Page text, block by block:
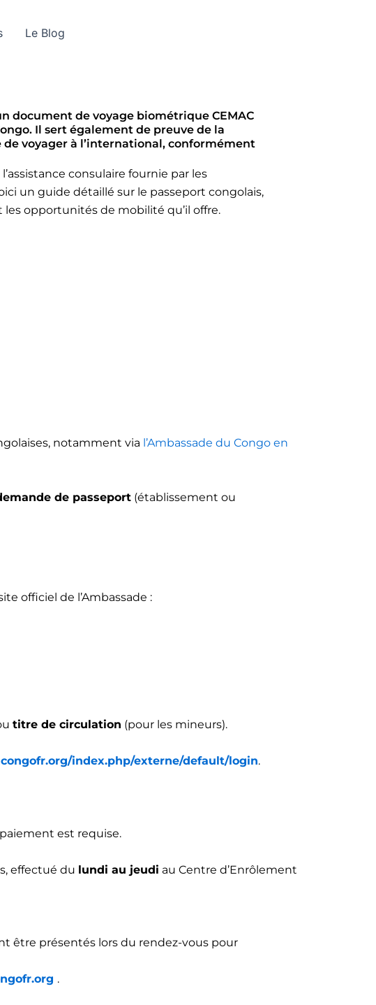
Le Blog
document de voyage biométrique CEMAC
Il sert également de preuve de la
voyager à l’international, conformément
consulaire fournie par les
un guide détaillé sur le passeport congolais,
opportunités de mobilité qu’il offre.
notamment via l’Ambassade du Congo en
de passeport (établissement ou
officiel de l’Ambassade :
titre de circulation (pour les mineurs).
index.php/externe/default/login.
est requise.
effectué du lundi au jeudi au Centre d’Enrôlement
être présentés lors du rendez-vous pour
.